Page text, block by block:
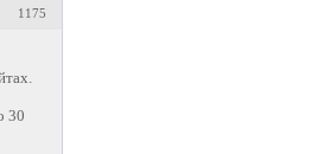
1175
30